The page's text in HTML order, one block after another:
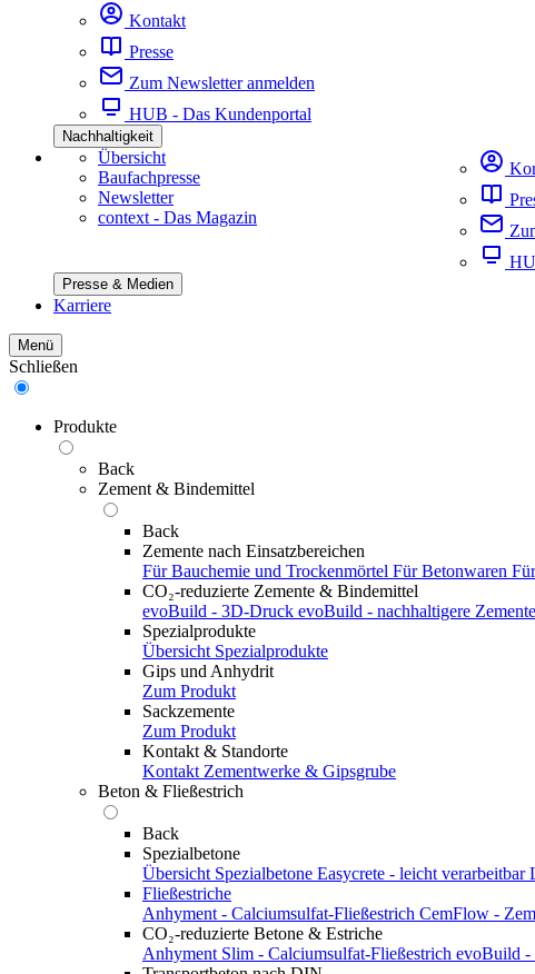
Kontakt
Presse
Zum Newsletter anmelden
HUB - Das Kundenportal
Nachhaltigkeit
Übersicht
Baufachpresse
Newsletter
context - Das Magazin
Presse & Medien
Karriere
Menü
Schließen
Produkte
Back
Zement & Bindemittel
Back
Zemente nach Einsatzbereichen
Für Bauchemie und Trockenmörtel Für Betonwaren
CO₂-reduzierte Zemente & Bindemittel
evoBuild - 3D-Druck evoBuild - nachhaltigere Zemente
Spezialprodukte
Übersicht Spezialprodukte
Gips und Anhydrit
Zum Produkt
Sackzemente
Zum Produkt
Kontakt & Standorte
Kontakt Zementwerke & Gipsgrube
Beton & Fließestrich
Back
Spezialbetone
Übersicht Spezialbetone Easycrete - leicht verarbeitbar
Fließestriche
Anhyment - Calciumsulfat-Fließestrich CemFlow -
CO₂-reduzierte Betone & Estriche
Anhyment Slim - Calciumsulfat-Fließestrich evoBuild